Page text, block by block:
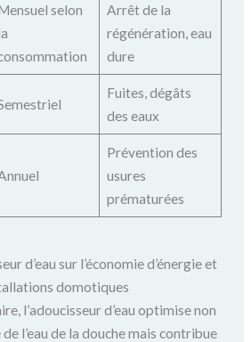
selon
Arrêt de la
régénération, eau
dure
Fuites, dégâts
des eaux
Prévention des
usures
prématurées
d’eau sur l’économie d’énergie et
domotiques
l’adoucisseur d’eau optimise non
l’eau de la douche mais contribue